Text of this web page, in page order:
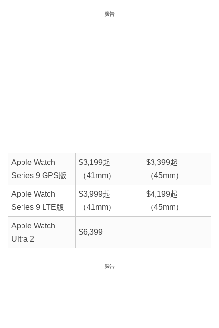
廣告
Apple Watch
Series 9 GPS版
$3,199起
（41mm）
$3,399起
（45mm）
Apple Watch
Series 9 LTE版
$3,999起
（41mm）
$4,199起
（45mm）
Apple Watch
Ultra 2
$6,399
廣告